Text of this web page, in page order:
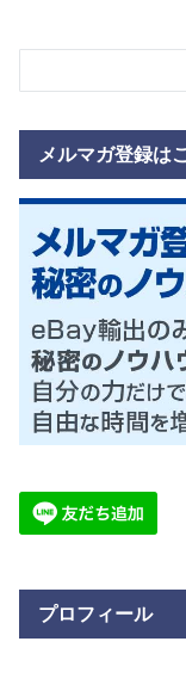
メルマガ登録は
プロフィール